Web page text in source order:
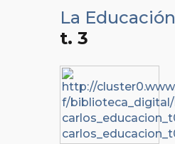
La Educación
t. 3